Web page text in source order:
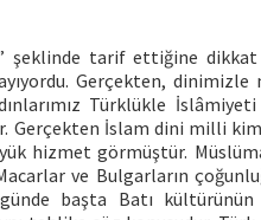
şeklinde tarif ettiğine dikkat
Gerçekten,
Türklükle
Gerçekten İslam dini milli
hizmet görmüştür.
ve Bulgarların
başta Batı kültürünün